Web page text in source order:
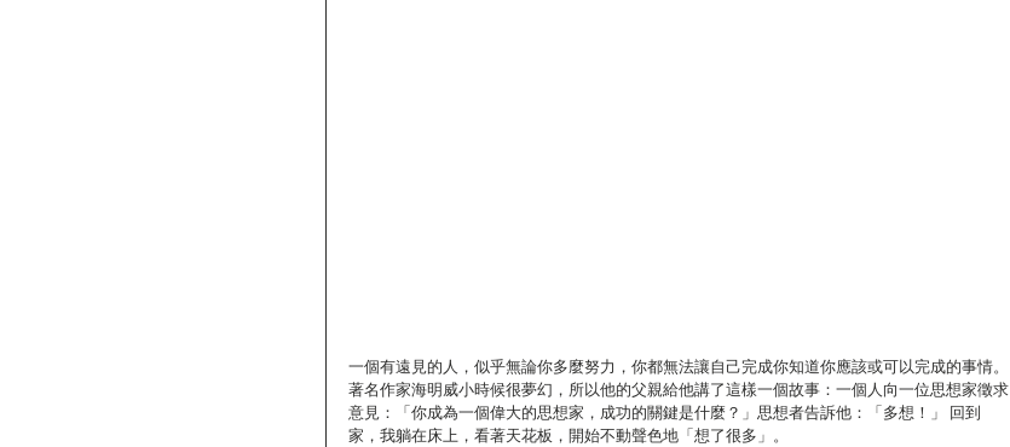
一個有遠見的人，似乎無論你多麼努力，你都無法讓自己完成你知道你應該或可以完成的事情。
著名作家海明威小時候很夢幻，所以他的父親給他講了這樣一個故事：一個人向一位思想家徵求
意見：「你成為一個偉大的思想家，成功的關鍵是什麼？」思想者告訴他：「多想！」 回到
家，我躺在床上，看著天花板，開始不動聲色地「想了很多」。